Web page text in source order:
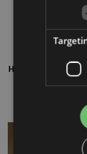
H. 2900-3100
DA €11.017,00